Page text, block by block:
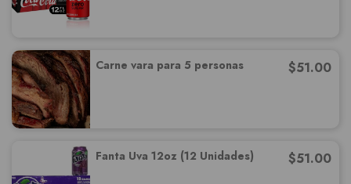
Carne vara para 5 personas $51.00
Fanta Uva 12oz (12 Unidades) $51.00